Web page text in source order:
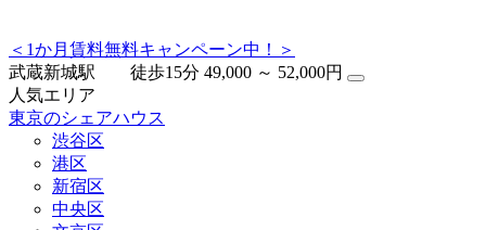
＜1か月賃料無料キャンペーン中！＞
武蔵新城駅 徒歩15分 49,000 ～ 52,000円
人気エリア
東京のシェアハウス
渋谷区
港区
新宿区
中央区